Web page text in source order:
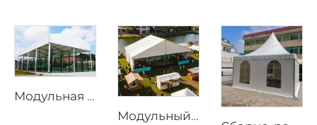
Модульная система затенения для площадок для падела | Прочная панорамная спортивная ограждающая конструкция для круглогодичных тренировок
Модульный бескаркасный открытый шатёр | Решение для постоянных и временных событийных сооружений